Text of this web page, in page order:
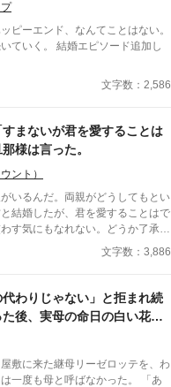
の、人生は
すと、ス
式当日に戻っていた。何度死んで
、結婚式の誓いの瞬間へと戻され
ピーエンド、なんてことはない。
エピソード追加し
文字数：2,586
まないが君を愛することは
様は言った。
ント）
がいるんだ。両親がどうしてもとい
結婚したが、君を愛することはで
す気にもなれない。どうか了承し
晩、新妻クロエが夫ロバートか
お飾りの妻になることだった。
はそれを受け入れる。そして――
文字数：3,886
代わりじゃない」と拒まれ続
後、実母の命日の白い花
れていた
敷に来た継母リーゼロッテを、わ
一度も母と呼ばなかった。 「あ